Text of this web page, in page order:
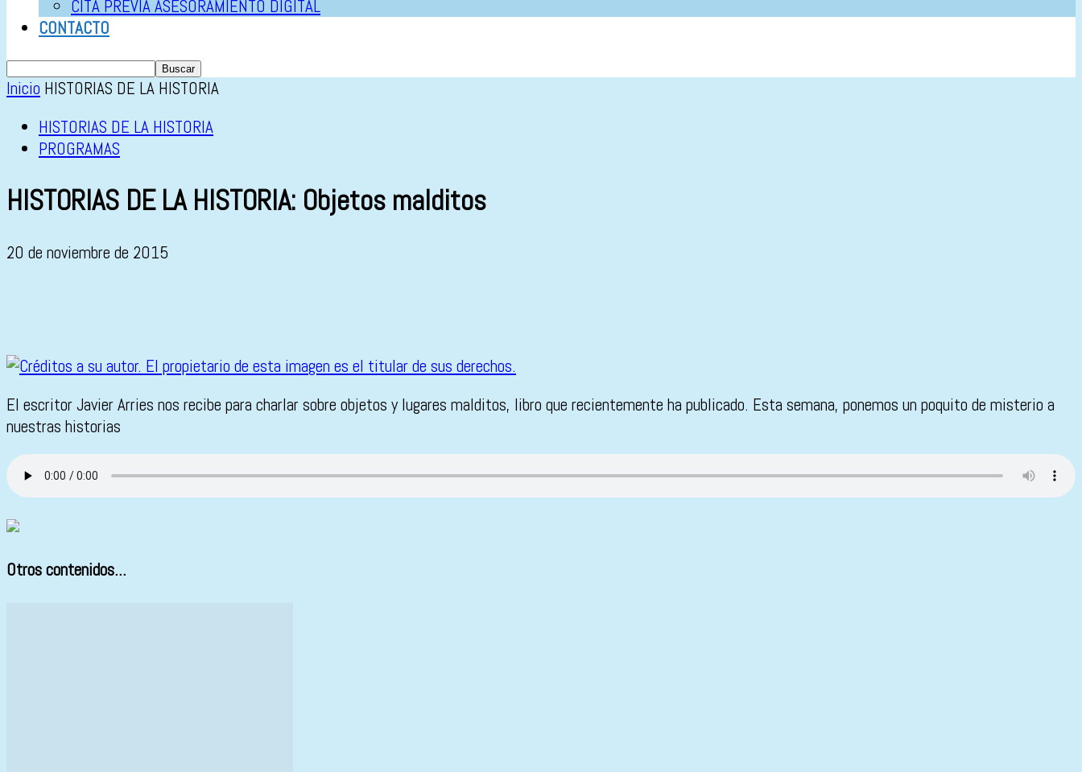
CITA PREVIA ASESORAMIENTO DIGITAL
CONTACTO
Inicio HISTORIAS DE LA HISTORIA
HISTORIAS DE LA HISTORIA
PROGRAMAS
HISTORIAS DE LA HISTORIA: Objetos malditos
20 de noviembre de 2015
El escritor Javier Arries nos recibe para charlar sobre objetos y lugares malditos, libro que recientemente ha publicado. Esta semana, ponemos un poquito de misterio a
nuestras historias
Otros contenidos...